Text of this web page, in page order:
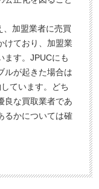
、加盟業者に売買
けており、加盟業
ます。JPUCにも
ルが起きた場合は
ています。どち
良な買取業者であ
るかについては確